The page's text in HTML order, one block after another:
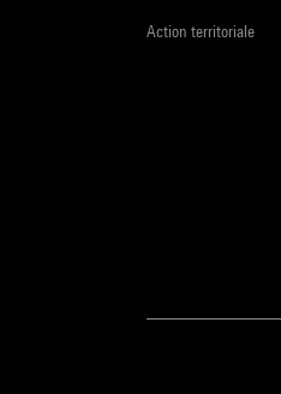
Action territoriale